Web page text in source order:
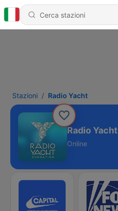
Stazioni Radio Yacht
Radio Yacht
Online